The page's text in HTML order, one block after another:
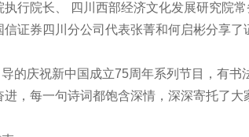
行院长、 四川西部经济文化发展研究院
证券四川分公司代表张菁和何启彬分享了
庆祝新中国成立75周年系列节目，有书
，每一句诗词都饱含深情，深深寄托了大